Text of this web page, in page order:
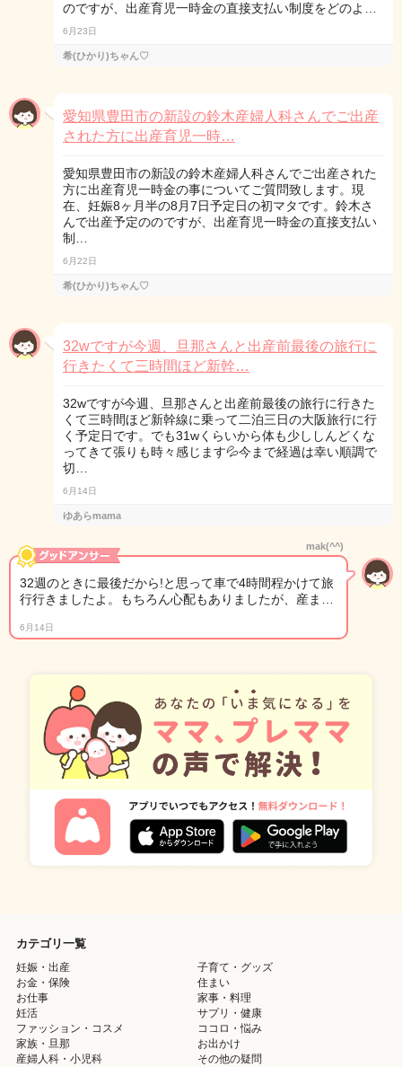
のですが、出産育児一時金の直接支払い制度をどのよ…
6月23日
希(ひかり)ちゃん♡
愛知県豊田市の新設の鈴木産婦人科さんでご出産
された方に出産育児一時…
愛知県豊田市の新設の鈴木産婦人科さんでご出産された
方に出産育児一時金の事についてご質問致します。現
在、妊娠8ヶ月半の8月7日予定日の初マタです。鈴木さ
んで出産予定ののですが、出産育児一時金の直接支払い
制…
6月22日
希(ひかり)ちゃん♡
32wですが今週、旦那さんと出産前最後の旅行に
行きたくて三時間ほど新幹…
32wですが今週、旦那さんと出産前最後の旅行に行きた
くて三時間ほど新幹線に乗って二泊三日の大阪旅行に行
く予定日です。でも31wくらいから体も少ししんどくな
ってきて張りも時々感じます💦今まで経過は幸い順調で
切…
6月14日
ゆあらmama
mak(^^)
32週のときに最後だから!と思って車で4時間程かけて旅
行行きましたよ。もちろん心配もありましたが、産ま…
6月14日
カテゴリ一覧
妊娠・出産
子育て・グッズ
お金・保険
住まい
お仕事
家事・料理
妊活
サプリ・健康
ファッション・コスメ
ココロ・悩み
家族・旦那
お出かけ
産婦人科・小児科
その他の疑問